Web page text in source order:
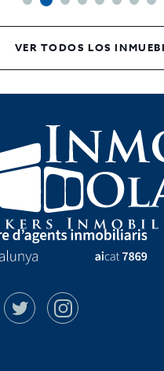
VER TODOS LOS